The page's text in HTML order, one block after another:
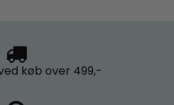
køb over 499,-